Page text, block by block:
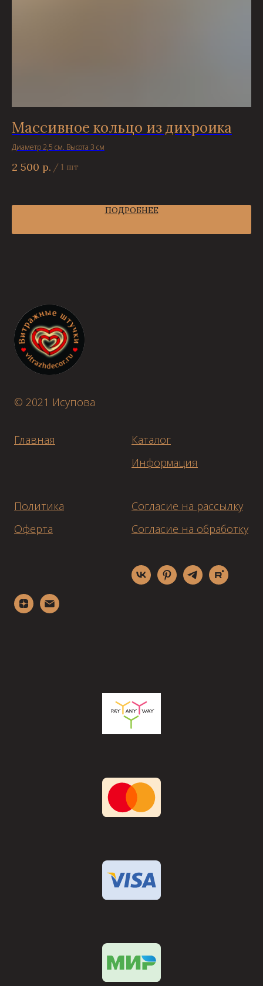
Массивное кольцо из дихроика
Диаметр 2,5 см. Высота 3 см
2 500 р. / 1 шт
ПОДРОБНЕЕ
© 2021 Исупова
Главная
Каталог
Информация
Политика
Оферта
Согласие на рассылку
Согласие на обработку